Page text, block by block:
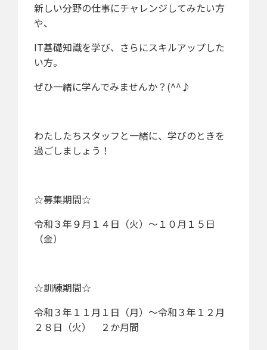
新しい分野の仕事にチャレンジしてみたい方
や、
IT基礎知識を学び、さらにスキルアップした
い方。
ぜひ一緒に学んでみませんか？(^^♪
わたしたちスタッフと一緒に、学びのときを
過ごしましょう！
☆募集期間☆
令和３年９月１４日（火）～１０月１５日
（金）
☆訓練期間☆
令和３年１１月１日（月）～令和３年１２月
２８日（火） ２か月間